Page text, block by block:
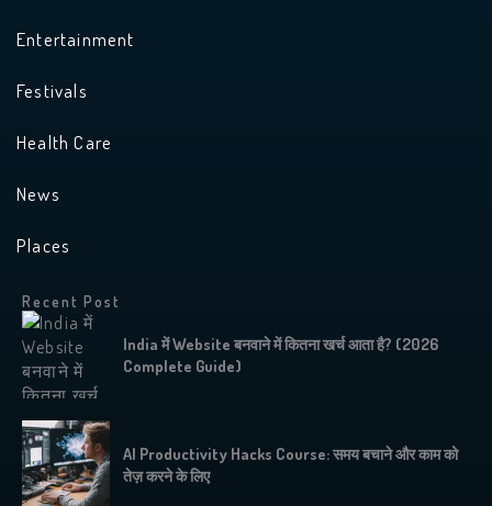
Entertainment
Festivals
Health Care
News
Places
Recent Post
India में Website बनवाने में कितना खर्च आता है? (2026
Complete Guide)
AI Productivity Hacks Course: समय बचाने और काम को
तेज़ करने के लिए